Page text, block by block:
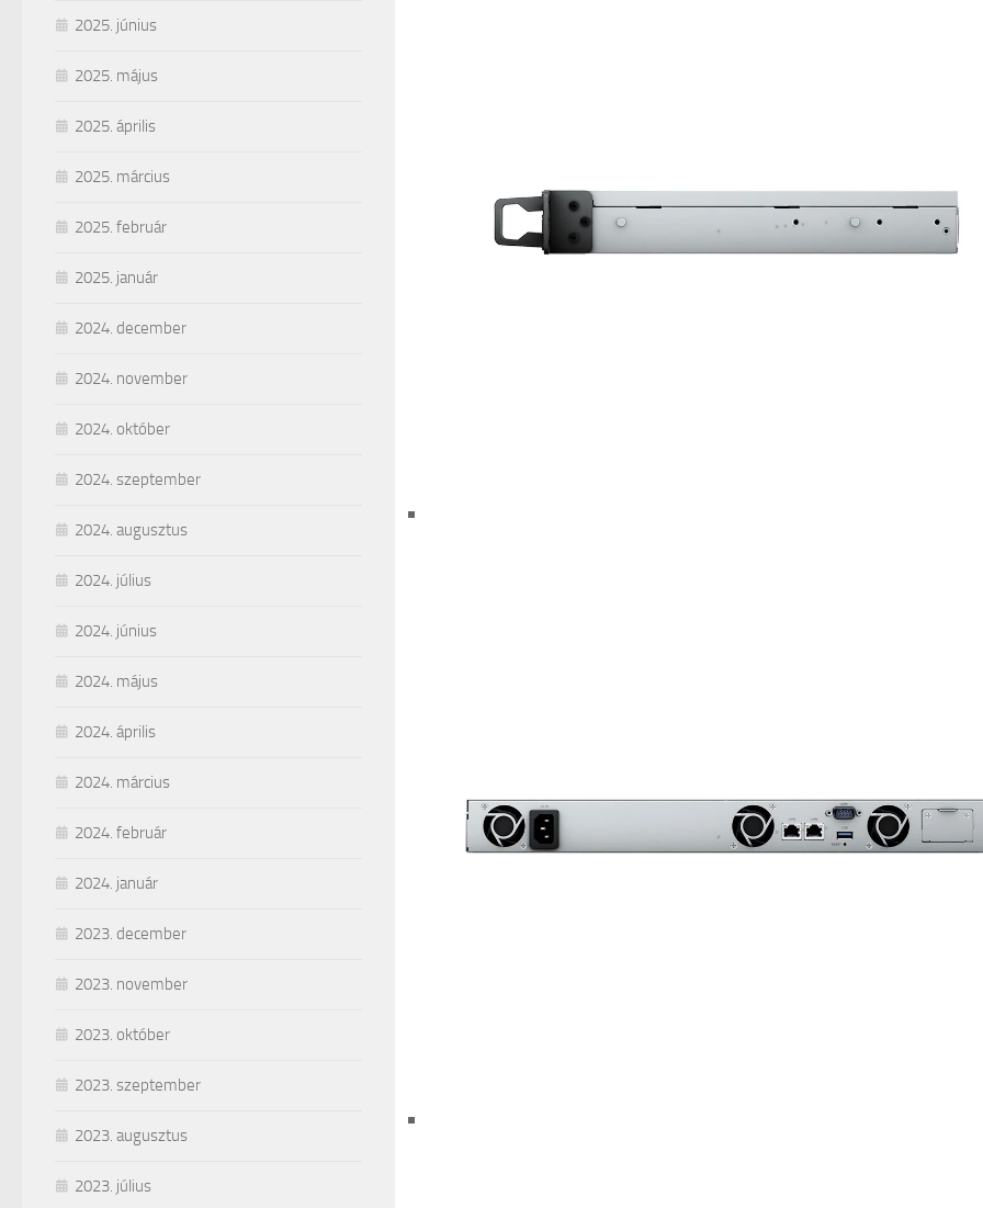
2025. június
2025. május
2025. április
2025. március
2025. február
2025. január
2024. december
2024. november
2024. október
2024. szeptember
2024. augusztus
2024. július
2024. június
2024. május
2024. április
2024. március
2024. február
2024. január
2023. december
2023. november
2023. október
2023. szeptember
2023. augusztus
2023. július